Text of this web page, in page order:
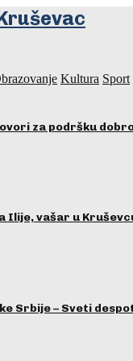
Kultura Sport
za podršku
Ilije, vašar u
Srbije – Sveti